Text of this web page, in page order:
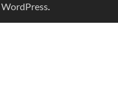
WordPress.